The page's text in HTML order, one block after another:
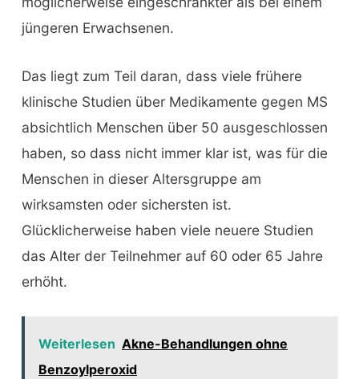
jüngeren Erwachsenen.
Das liegt zum Teil daran, dass viele frühere
klinische Studien über Medikamente gegen MS
absichtlich Menschen über 50 ausgeschlossen
haben, so dass nicht immer klar ist, was für die
Menschen in dieser Altersgruppe am
wirksamsten oder sichersten ist.
Glücklicherweise haben viele neuere Studien
das Alter der Teilnehmer auf 60 oder 65 Jahre
erhöht.
Weiterlesen Akne-Behandlungen ohne
Benzoylperoxid